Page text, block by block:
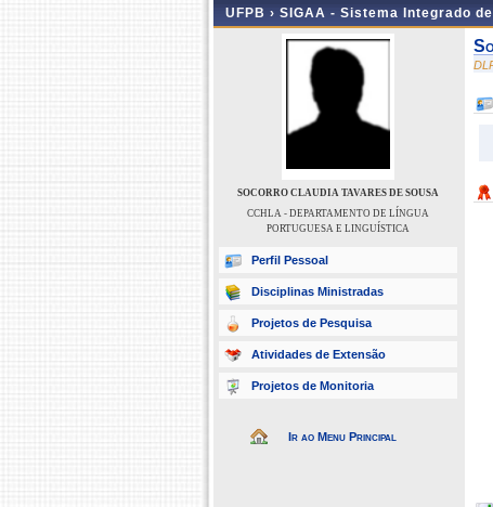
UFPB › SIGAA - Sistema Integrado
SOCORRO CLAUDIA TAVARES DE SOUSA
CCHLA - DEPARTAMENTO DE LÍNGUA
PORTUGUESA E LINGUÍSTICA
Perfil Pessoal
Disciplinas Ministradas
Projetos de Pesquisa
Atividades de Extensão
Projetos de Monitoria
Ir ao Menu Principal